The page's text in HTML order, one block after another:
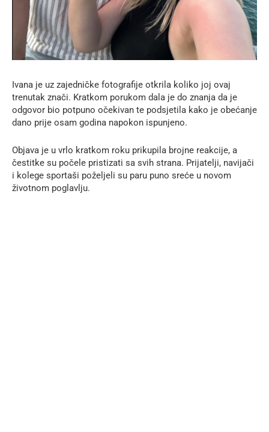
Ivana je uz zajedničke fotografije otkrila koliko joj ovaj
trenutak znači. Kratkom porukom dala je do znanja da je
odgovor bio potpuno očekivan te podsjetila kako je obećanje
dano prije osam godina napokon ispunjeno.
Objava je u vrlo kratkom roku prikupila brojne reakcije, a
čestitke su počele pristizati sa svih strana. Prijatelji, navijači
i kolege sportaši poželjeli su paru puno sreće u novom
životnom poglavlju.